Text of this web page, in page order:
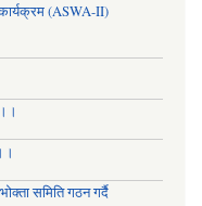
(ASWA-II)
समिति गठन गर्दै